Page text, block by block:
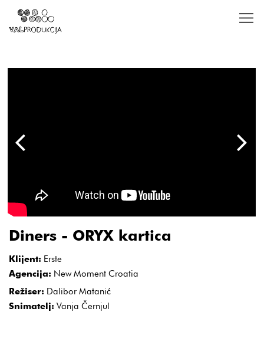
Diners - ORYX kartica
Klijent: Erste
Agencija: New Moment Croatia
Režiser: Dalibor Matanić
Snimatelj: Vanja Černjul